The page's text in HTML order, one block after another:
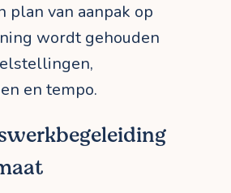
plan van aanpak op
wordt gehouden
en tempo.